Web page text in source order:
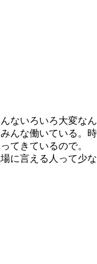
ないろいろ大変なん
んな働いている。時
てきているので。
に言える人って少な